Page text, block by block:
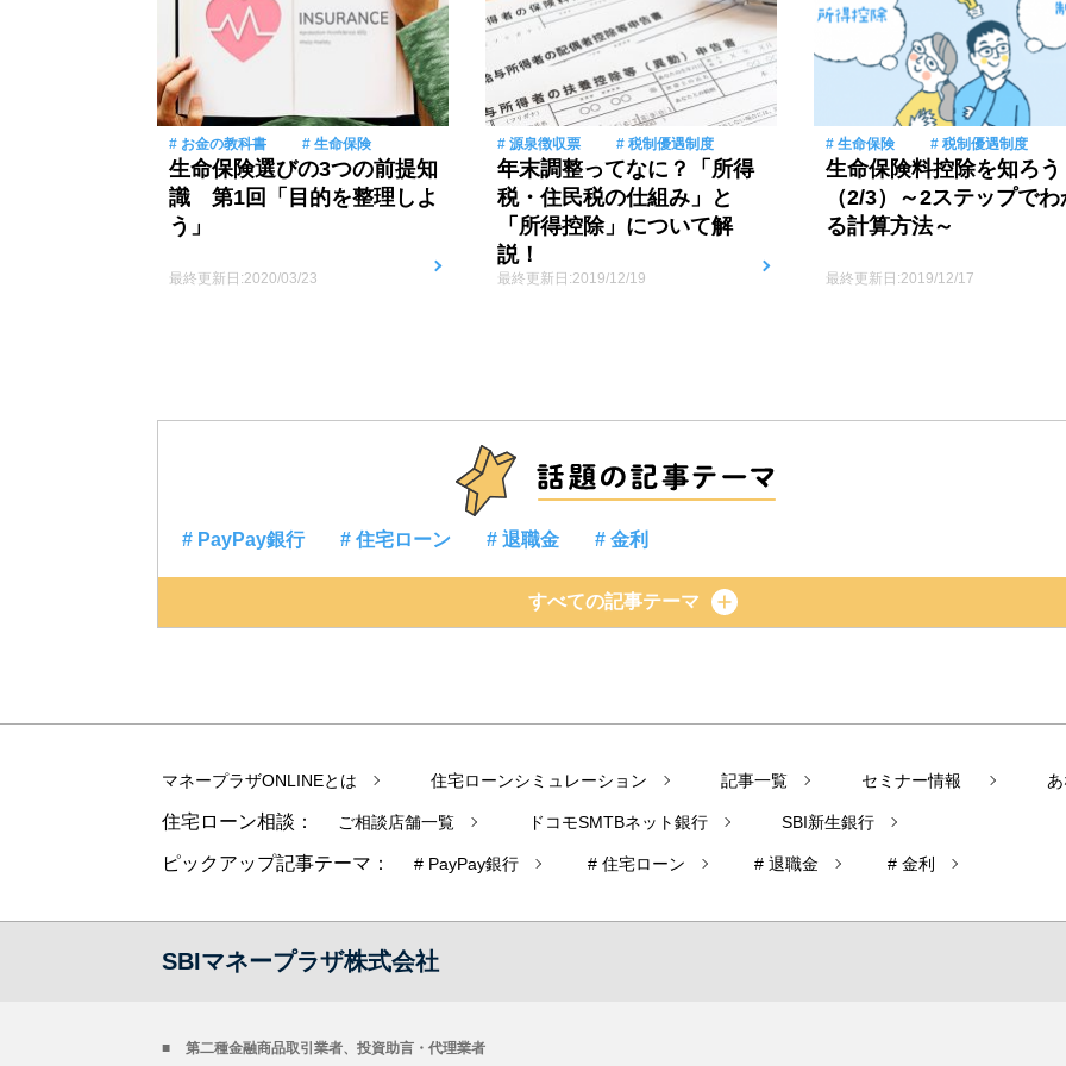
# お金の教科書 # 生命保険
生命保険選びの3つの前提知
識 第1回「目的を整理しよ
う」
最終更新日:2020/03/23
# 源泉徴収票 # 税制優遇制度
年末調整ってなに？「所得
税・住民税の仕組み」と
「所得控除」について解
説！
最終更新日:2019/12/19
# 生命保険 # 税制優遇制度
生命保険料控除を知ろう
（2/3）～2ステップでわ
る計算方法～
最終更新日:2019/12/17
# PayPay銀行 # 住宅ローン # 退職金 # 金利
すべての記事テーマ
マネープラザONLINEとは 住宅ローンシミュレーション 記事一覧 セミナー情報
住宅ローン相談： ご相談店舗一覧 ドコモSMTBネット銀行 SBI新生銀行
ピックアップ記事テーマ： # PayPay銀行 # 住宅ローン # 退職金 # 金利
SBIマネープラザ株式会社
第二種金融商品取引業者、投資助言・代理業者